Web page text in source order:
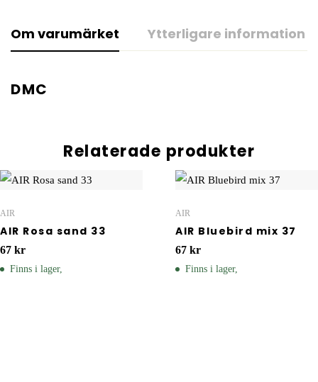
Om varumärket Ytterligare information
DMC
Relaterade produkter
AIR
AIR Rosa sand 33
67 kr
Finns i lager,
AIR
AIR Bluebird mix 37
67 kr
Finns i lager,